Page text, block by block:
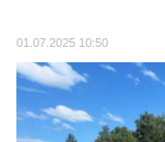
01.07.2025 10:50